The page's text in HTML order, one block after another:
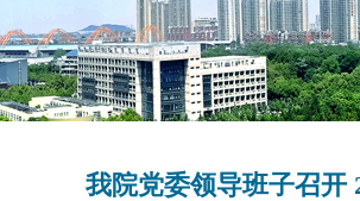
我院党委领导班子召开